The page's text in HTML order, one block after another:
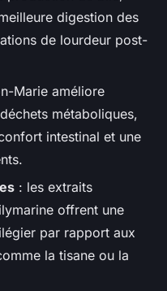
digestion des
de lourdeur post-
Marie améliore
métaboliques,
intestinal et une
: les extraits
offrent une
par rapport aux
la tisane ou la